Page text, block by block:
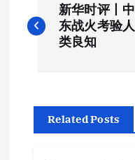
章
航
新华时评丨中
东战火考验人
类良知
Related Posts